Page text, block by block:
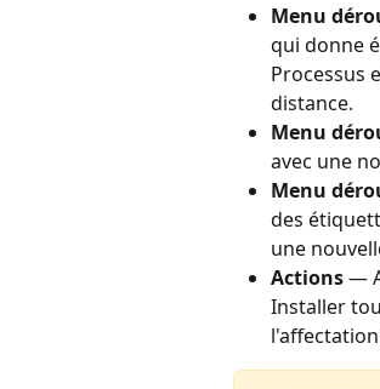
Menu
qui donne
Processus
distance.
Menu
avec une
Menu
des
une
Actions —
Installer